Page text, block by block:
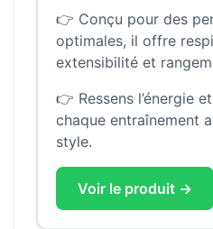
👉 Conçu pour des
optimales, il offre
extensibilité et
👉 Ressens l’énergie
chaque entraînement
style.
Voir le produit →